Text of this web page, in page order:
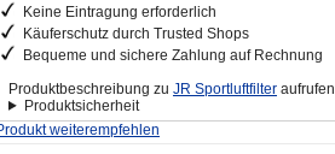
Keine Eintragung erforderlich
Käuferschutz durch Trusted Shops
Bequeme und sichere Zahlung auf Rechnung
Produktbeschreibung zu JR Sportluftfilter aufrufen
Produktsicherheit
weiterempfehlen